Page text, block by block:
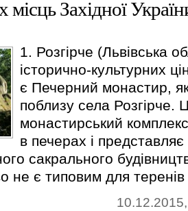
місць Західної
1. Розгірче (Львівська
історично-культурних
є Печерний монастир,
поблизу села Розгірче.
монастирський
в печерах і
сакрального
не є типовим для